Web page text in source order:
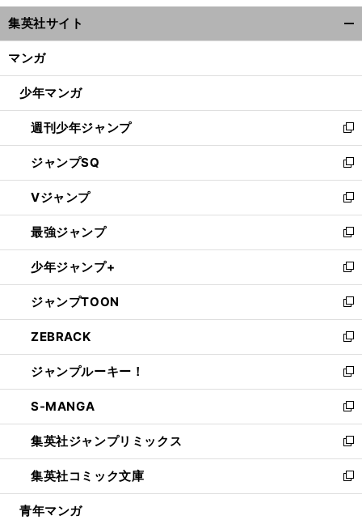
ウ
ィ
ン
ウ
開
く
集英社サイト
マンガ
少年マンガ
週刊少年ジャンプ
新
し
い
ウ
ィ
ン
ド
ウ
で
開
く
ジャンプSQ
新
し
い
ウ
ィ
ン
ド
ウ
で
開
く
Vジャンプ
新
し
い
ウ
ィ
ン
ド
ウ
で
開
く
最強ジャンプ
新
し
い
ウ
ィ
ン
ド
ウ
で
開
く
少年ジャンプ+
新
し
い
ウ
ィ
ン
ド
ウ
で
開
く
ジャンプTOON
新
し
い
ウ
ィ
ン
ド
ウ
で
開
く
ZEBRACK
新
し
い
ウ
ィ
ン
ド
ウ
で
開
ジャンプルーキー！
新
し
い
ウ
ィ
ン
ド
ウ
S-MANGA
新
し
い
ウ
ィ
ン
集英社ジャンプリミックス
新
し
い
ウ
集英社コミック文庫
新
し
青年マンガ